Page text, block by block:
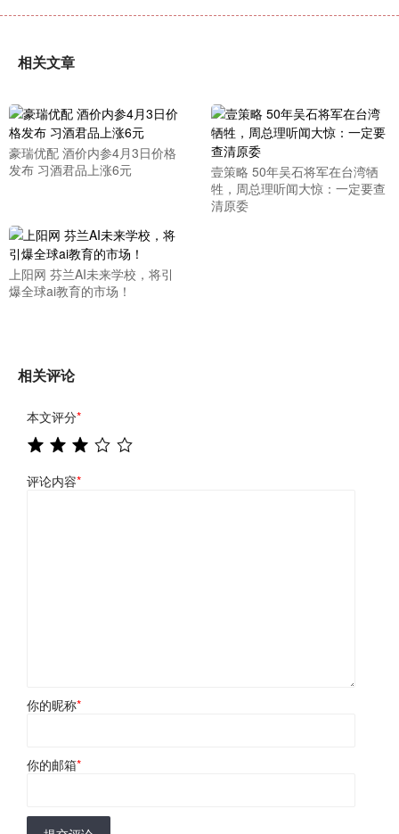
相关文章
豪瑞优配 酒价内参4月3日价格
发布 习酒君品上涨6元
壹策略 50年吴石将军在台湾牺
牲，周总理听闻大惊：一定要查
清原委
上阳网 芬兰AI未来学校，将引
爆全球ai教育的市场！
相关评论
本文评分*
评论内容*
你的昵称*
你的邮箱*